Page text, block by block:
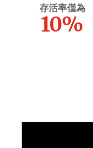
存活率僅為
10%